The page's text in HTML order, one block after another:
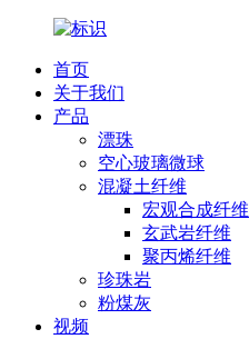
首页
关于我们
产品
漂珠
空心玻璃微球
混凝土纤维
宏观合成纤维
玄武岩纤维
聚丙烯纤维
珍珠岩
粉煤灰
视频